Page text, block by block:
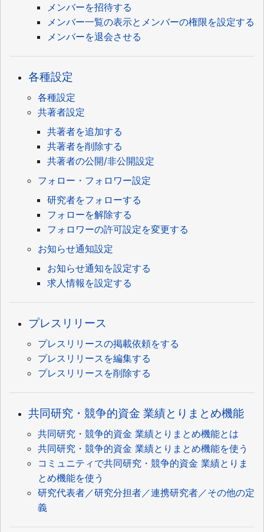
メンバーを招待する
メンバー一覧の表示とメンバーの権限を設定する
メンバーを退会させる
各種設定
各種設定
共著者設定
共著者を追加する
共著者を削除する
共著者の公開/非公開設定
フォロー・フォロワー設定
研究者をフォローする
フォローを解除する
フォロワーの許可設定を変更する
お知らせ通知設定
お知らせ通知を設定する
求人情報を設定する
プレスリリース
プレスリリースの掲載依頼をする
プレスリリースを編集する
プレスリリースを削除する
共同研究・競争的資金 業績とりまとめ機能
共同研究・競争的資金 業績とりまとめ機能とは
共同研究・競争的資金 業績とりまとめ機能を使う
コミュニティで共同研究・競争的資金 業績とりま
とめ機能を使う
研究代表者／研究分担者／連携研究者／その他の定
義